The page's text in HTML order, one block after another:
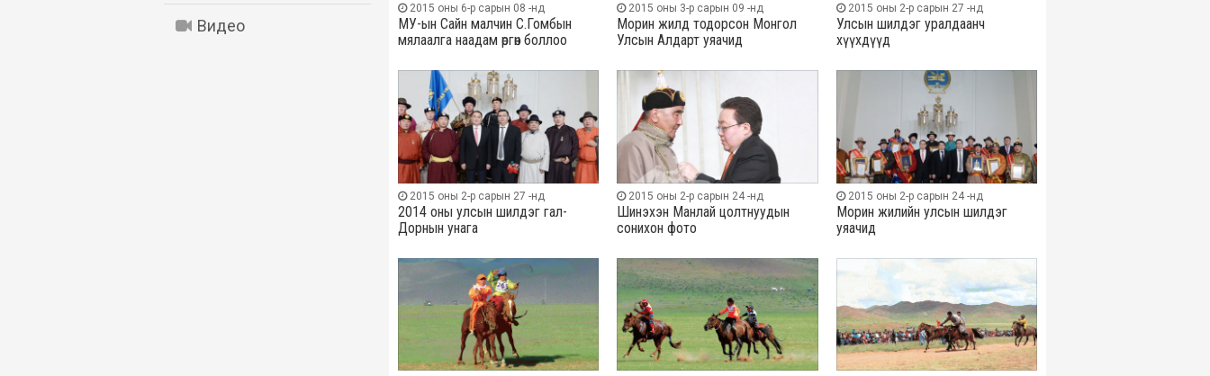
Видео
2015 оны 6-р сарын 08 -нд
МУ-ын Сайн малчин С.Гомбын
мялаалга наадам өргөн боллоо
2015 оны 3-р сарын 09 -нд
Морин жилд тодорсон Монгол
Улсын Алдарт уяачид
2015 оны 2-р сарын 27 -нд
Улсын шилдэг уралдаанч
хүүхдүүд
2015 оны 2-р сарын 27 -нд
2014 оны улсын шилдэг гал-
Дорнын унага
2015 оны 2-р сарын 24 -нд
Шинэхэн Манлай цолтнуудын
сонихон фото
2015 оны 2-р сарын 24 -нд
Морин жилийн улсын шилдэг
уяачид